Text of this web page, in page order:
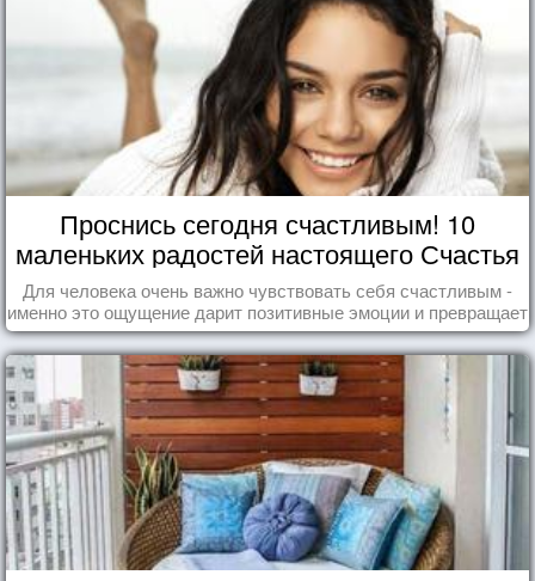
Проснись сегодня счастливым! 10
маленьких радостей настоящего Счастья
Для человека очень важно чувствовать себя счастливым -
именно это ощущение дарит позитивные эмоции и превращает
каждый день в маленький праздник.